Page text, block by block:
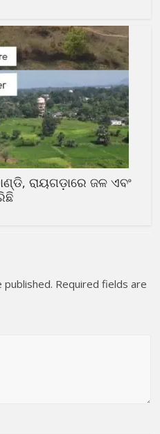
ରାୟଗଡ଼ାରେ ଜଳ ଏବଂ
published. Required fields are